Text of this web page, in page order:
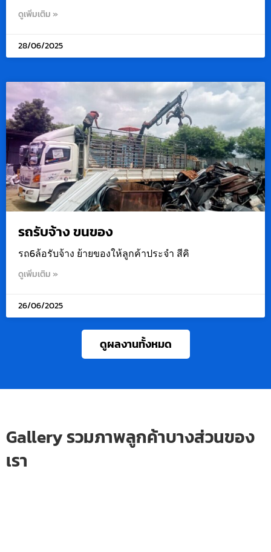
ดูเพิ่มเติม »
28/06/2025
รถรับจ้าง ขนของ
รถ6ล้อรับจ้าง ย้ายของให้ลูกค้าประจำ สีคิ
ดูเพิ่มเติม »
26/06/2025
ดูผลงานทั้งหมด
Gallery รวมภาพลูกค้าบางส่วนของ
เรา